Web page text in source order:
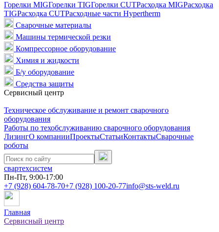
Горелки MIGГорелки TIGГорелки CUTРасходка MIGРасходка
TIGРасходка CUTРасходные части Hypertherm
Сварочные материалы
Машины термической резки
Компрессорное оборудование
Химия и жидкости
Б/у оборудование
Средства защиты
Сервисный центр
Техническое обслуживание и ремонт сварочного
оборудования
Работы по техобслуживанию сварочного оборудования
ЛизингО компанииПроектыСтатьиКонтактыСварочные
роботы
свартехсистем
Пн-Пт, 9:00-17:00
+7 (928) 604-78-70+7 (928) 100-20-77info@sts-weld.ru
Главная
Сервисный центр